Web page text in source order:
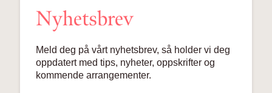
Lille Grensen 7, 0159 Oslo
Nyhetsbrev
Meld deg på vårt nyhetsbrev, så holder vi deg
oppdatert med tips, nyheter, oppskrifter og
kommende arrangementer.